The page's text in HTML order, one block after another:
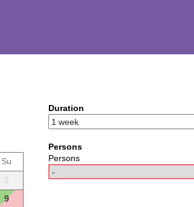
Su
2
9
Duration
Persons
Persons